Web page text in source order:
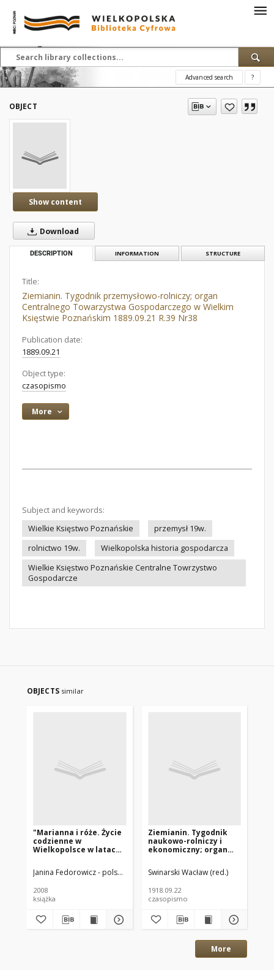
Advanced search ?
OBJECT
Show content
Download
DESCRIPTION INFORMATION STRUCTURE
Title:
Ziemianin. Tygodnik przemysłowo-rolniczy; organ
Centralnego Towarzystwa Gospodarczego w Wielkim
Księstwie Poznańskim 1889.09.21 R.39 Nr38
Publication date:
1889.09.21
Object type:
czasopismo
More
Subject and keywords:
Wielkie Księstwo Poznańskie
przemysł 19w.
rolnictwo 19w.
Wielkopolska historia gospodarcza
Wielkie Księstwo Poznańskie Centralne Towrzystwo
Gospodarcze
OBJECTS similar
"Marianna i róże. Życie
codzienne w
Wielkopolsce w latach
rodzinnej"
Janina Fedorowicz - polska pisarka Joanna Konopińska (1925 -1996;
2008
książka
Ziemianin. Tygodnik
naukowo-rolniczy i
ekonomiczny; organ
Towarzystwa
Gospodarczego w
Poznańskim 1918.09.22
R.69 Nr38
Swinarski Wacław (red.)
1918.09.22
czasopismo
More